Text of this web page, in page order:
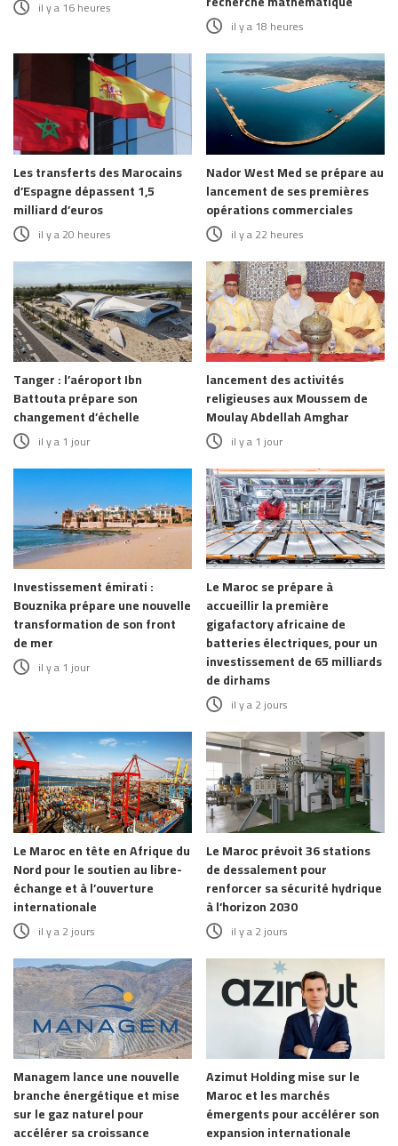
il y a 16 heures
il y a 18 heures
Les transferts des Marocains
d’Espagne dépassent 1,5
milliard d’euros
il y a 20 heures
Nador West Med se prépare au
lancement de ses premières
opérations commerciales
il y a 22 heures
Tanger : l’aéroport Ibn
Battouta prépare son
changement d’échelle
il y a 1 jour
lancement des activités
religieuses aux Moussem de
Moulay Abdellah Amghar
il y a 1 jour
Investissement émirati :
Bouznika prépare une nouvelle
transformation de son front
de mer
il y a 1 jour
Le Maroc se prépare à
accueillir la première
gigafactory africaine de
batteries électriques, pour un
investissement de 65 milliards
de dirhams
il y a 2 jours
Le Maroc en tête en Afrique du
Nord pour le soutien au libre-
échange et à l’ouverture
internationale
il y a 2 jours
Le Maroc prévoit 36 stations
de dessalement pour
renforcer sa sécurité hydrique
à l’horizon 2030
il y a 2 jours
Managem lance une nouvelle
branche énergétique et mise
sur le gaz naturel pour
accélérer sa croissance
Azimut Holding mise sur le
Maroc et les marchés
émergents pour accélérer son
expansion internationale